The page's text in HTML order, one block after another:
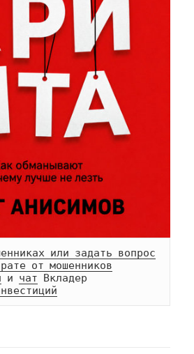
или задать вопрос
от мошенников
и чат